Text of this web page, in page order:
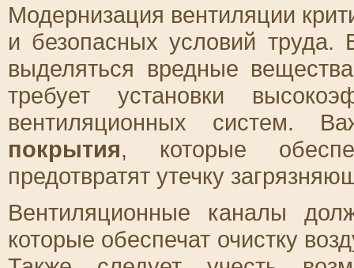
Модернизация вентиляции
и безопасных условий
выделяться вредные
требует установки
вентиляционных систем.
покрытия, которые
предотвратят утечку
Вентиляционные каналы
которые обеспечат очистку